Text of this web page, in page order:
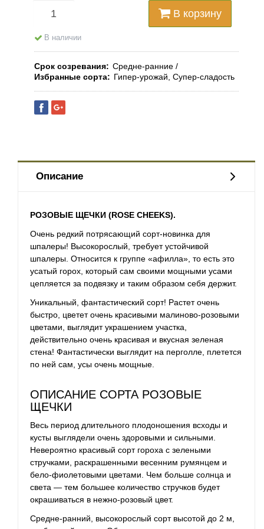
В корзину
В наличии
Срок созревания
Средне-ранние
Избранные сорта
Гипер-урожай, Супер-сладость
Описание
РОЗОВЫЕ ЩЕЧКИ (ROSE CHEEKS).
Очень редкий потрясающий сорт-новинка для
шпалеры! Высокорослый, требует устойчивой
шпалеры. Относится к группе «афилла», то есть это
усатый горох, который сам своими мощными усами
цепляется за подвязку и таким образом себя держит.
Уникальный, фантастический сорт! Растет очень
быстро, цветет очень красивыми малиново-розовыми
цветами, выглядит украшением участка,
действительно очень красивая и вкусная зеленая
стена! Фантастически выглядит на перголле, плетется
по ней сам, усы очень мощные.
ОПИСАНИЕ СОРТА РОЗОВЫЕ
ЩЕЧКИ
Весь период длительного плодоношения всходы и
кусты выглядели очень здоровыми и сильными.
Невероятно красивый сорт гороха с зелеными
стручками, раскрашенными весенним румянцем и
бело-фиолетовыми цветами. Чем больше солнца и
света — тем большее количество стручков будет
окрашиваться в нежно-розовый цвет.
Средне-ранний, высокорослый сорт высотой до 2 м,